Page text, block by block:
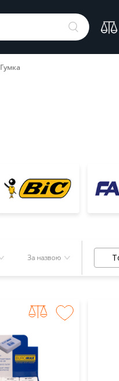
Гумка
За назвою